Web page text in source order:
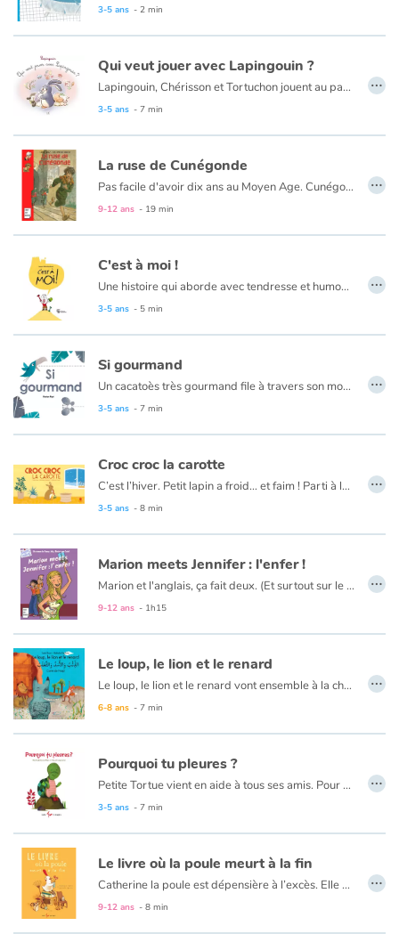
Catalogue anglais
Contraste +
Aide
Accueil
Écoles
Médiathèques
Vidéos & Tutoriaux
Actualités
Par thématique
Rencontres et témoignages
Contes d'ici et d'ailleurs
Autour de la lecture
Apprendre à lire
Livre audio
Activités et ateliers
Apprendre les langues
Dyslexie, troubles de la lecture
Nos listes de lecture
3-5 ans - 2 min
Qui veut jouer avec Lapingouin ?
Lapingouin, Chérisson et Tortuchon jouent au parc. Comme d’habitude, ils se taquinent, se disputent et se réconcilient. Être copaingouins, c’est pas facile, mais c’est trop bien !
3-5 ans - 7 min
…
La ruse de Cunégonde
Pas facile d'avoir dix ans au Moyen Age. Cunégonde en sait quelque chose : la vie est difficile dans la pauvre cabane qu'elle partage avec son père bûcheron, sa mère et ses six frères et sœurs... Mais, pire encore : pour avoir chassé un marcassin sur les terres du redoutable seigneur de Martemort, le père de Cunégonde est arrêté... Pour Cunégonde la débrouillarde, c'est le début d'un formidable combat. Il n'y a pas d'âge, ni d'époque pour réclamer la justice !
9-12 ans - 19 min
…
C'est à moi !
Une histoire qui aborde avec tendresse et humour la difficulté du tout-petit à prêter ses jouets.
3-5 ans - 5 min
…
Si gourmand
Un cacatoès très gourmand file à travers son monde à la poursuite de toute sorte de nourriture. Avalant tout ce qui passe (un papillon, une libellule), parfois n’importe quoi (un serpent), juste pour le plaisir de goûter (un flocon), il sait se tapir et patienter longtemps même s’il ne résiste pas à la tentation devant une pomme qui ne lui appartient pas… Mais comment lui en vouloir alors qu’il sait si bien faire grandir l’amitié.
3-5 ans - 7 min
…
Croc croc la carotte
C’est l’hiver. Petit lapin a froid… et faim ! Parti à la recherche de nourriture, il trouve deux carottes sous la neige. Quel bonheur ! Mais c’est une de trop. Elle sera pour son ami Petit singe qui doit avoir froid… et faim. Toc ! Toc ! Comme Petit singe n’est pas chez lui, Petit lapin dépose la carotte sur la table. En fait, Petit singe vient de trouver trois cacahuètes et les a mangées. Rentrant chez lui, il découvre la carotte. « Sans doute le cadeau d’un ami ! ».
3-5 ans - 8 min
…
Marion meets Jennifer : l'enfer !
Marion et l'anglais, ça fait deux. (Et surtout sur le bulletin, plutôt zéro...). Heureusement, voici les vacances. Marion a un superplan pour oublier ses soucis scolaires : elle est invitée chez Camille, sa meilleure amie, à Saint-Tropez. Mais M. et Mme Girardon ont un tout autre projet pour leur fille : accueillir une correspondante... anglaise ! Goodbye, farniente, plage et bronzing. Hello, Jennifer !
9-12 ans - 1h15
…
Le loup, le lion et le renard
Le loup, le lion et le renard vont ensemble à la chasse. Chacun court, chacun attaque, chacun attrape. Mais chacun aura-t-il sa part ?
6-8 ans - 7 min
…
Pourquoi tu pleures ?
Petite Tortue vient en aide à tous ses amis. Pour qu’ils cessent de pleurer, elle est prête à tout donner. Toutefois, elle apprend, un peu à ses dépens, qu’il faut parfois penser un peu à soi. C’est qu’elle est bien généreuse, cette amie !
3-5 ans - 7 min
…
Le livre où la poule meurt à la fin
Catherine la poule est dépensière à l’excès. Elle achète tout et n’importe quoi: vêtements, meubles et gadgets en tous genres, quitte à finir criblée de dettes. Elle est la reine du « magasinage » et des cartes de crédit. À quoi bon économiser quand on sait que son temps est compté ? Ainsi, quand son heure est venue et qu’on lui demande de se confesser, Catherine n’a pas de regret, ou peut-être bien qu’un seul !
9-12 ans - 8 min
…